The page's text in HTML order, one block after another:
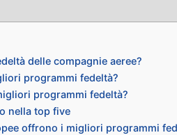
delle compagnie aeree?
programmi fedeltà?
programmi fedeltà?
nella top five
offrono i migliori programmi